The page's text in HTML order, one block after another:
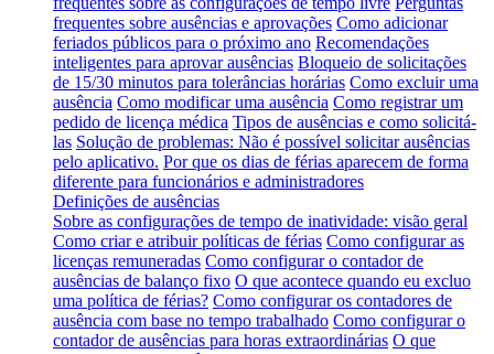
frequentes sobre ausências e aprovações Como adicionar
feriados públicos para o próximo ano Recomendações
inteligentes para aprovar ausências Bloqueio de solicitações
de 15/30 minutos para tolerâncias horárias Como excluir uma
ausência Como modificar uma ausência Como registrar um
pedido de licença médica Tipos de ausências e como solicitá-
las Solução de problemas: Não é possível solicitar ausências
pelo aplicativo. Por que os dias de férias aparecem de forma
diferente para funcionários e administradores
Definições de ausências
Sobre as configurações de tempo de inatividade: visão geral
Como criar e atribuir políticas de férias Como configurar as
licenças remuneradas Como configurar o contador de
ausências de balanço fixo O que acontece quando eu excluo
uma política de férias? Como configurar os contadores de
ausência com base no tempo trabalhado Como configurar o
contador de ausências para horas extraordinárias O que